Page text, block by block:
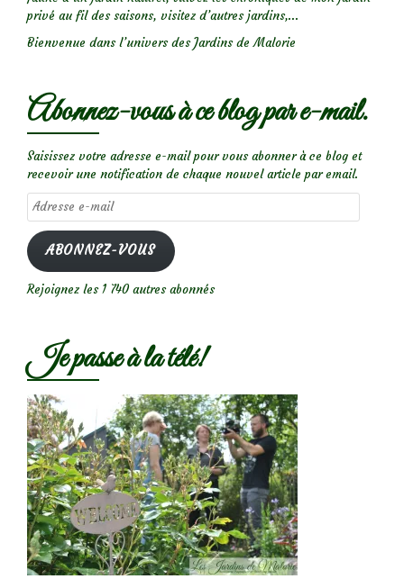
privé au fil des saisons, visitez d’autres jardins,...
Bienvenue dans l’univers des Jardins de Malorie
Abonnez-vous à ce blog par e-mail.
Saisissez votre adresse e-mail pour vous abonner à ce blog et
recevoir une notification de chaque nouvel article par email.
Adresse
e-
mail
ABONNEZ-VOUS
Rejoignez les 1 740 autres abonnés
Je passe à la télé!